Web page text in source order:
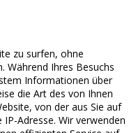
zu surfen, ohne
Während Ihres Besuchs
Informationen über
die Art des von Ihnen
von der aus Sie auf
Adresse. Wir verwenden